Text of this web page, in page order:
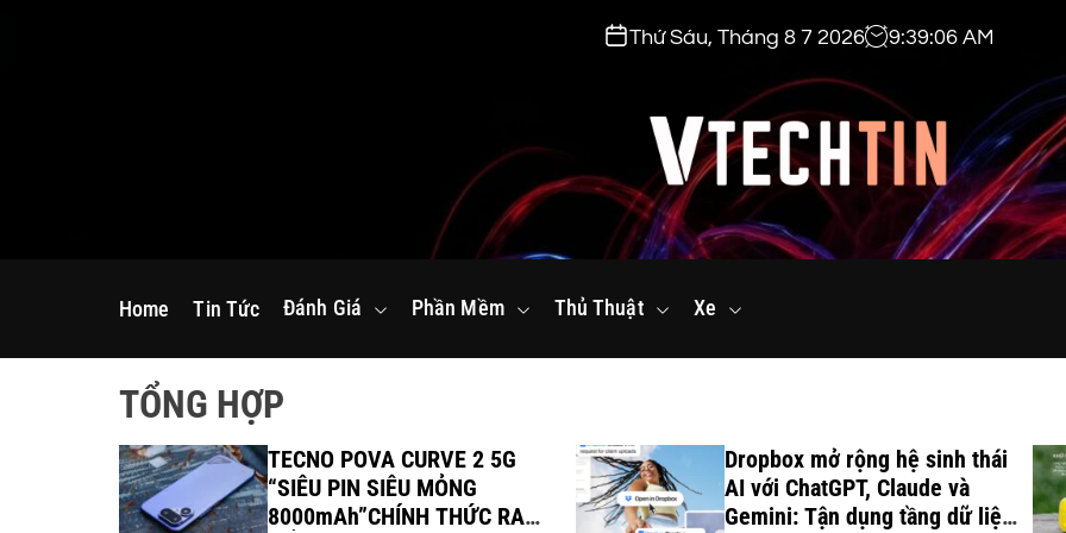
Thứ Sáu, Tháng 8 7 2026 9:39:08 AM
v
e
i
n
.
Home Tin Tức Đánh Giá Phần Mềm Thủ Thuật Xe
TỔNG HỢP
TECNO POVA CURVE 2 5G
“SIÊU PIN SIÊU MỎNG
8000mAh”CHÍNH THỨC RA
Dropbox mở rộng hệ sinh thái
AI với ChatGPT, Claude và
Gemini: Tận dụng tầng dữ liệu